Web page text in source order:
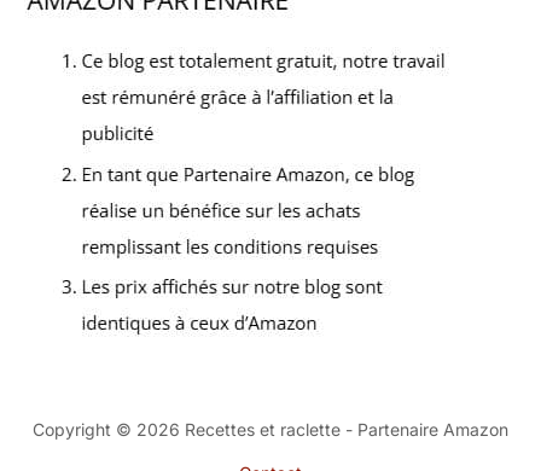
Copyright © 2026 Recettes et raclette - Partenaire Amazon